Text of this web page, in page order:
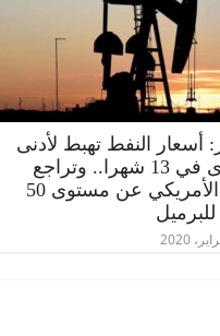
أسعار النفط تهبط لأدنى
مستوى في 13 شهرا.. وتراجع
الخام الأمريكي عن مستوى 50
للبرميل